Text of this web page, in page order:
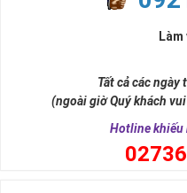
này bắt nguồn từ ý nghĩa của
từ "Phát". Chữ Phát trong phát
nói cách khác thì số 8 cũng là
Tất cả các
(ngoài giờ Quý khách
Hotline khiếu
0